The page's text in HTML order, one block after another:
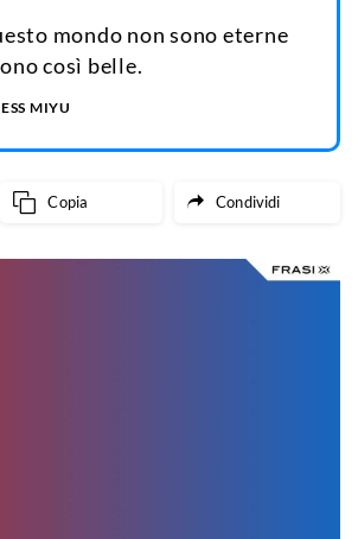
mondo non sono eterne
così belle.
MIYU
Copia Condividi